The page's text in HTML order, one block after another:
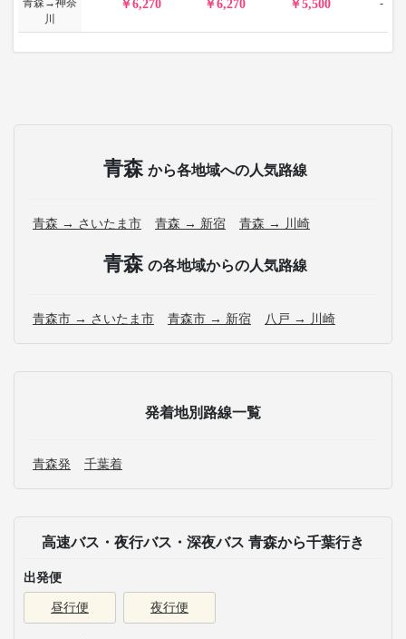
青森→神奈
川
6,270 6,270 5,500 -
青森 から各地域への人気路線
青森 → さいたま市 青森 → 新宿 青森 → 川崎
青森 の各地域からの人気路線
青森市 → さいたま市 青森市 → 新宿 八戸 → 川崎
発着地別路線一覧
青森発 千葉着
高速バス・夜行バス・深夜バス 青森から千葉行き
出発便
昼行便 夜行便